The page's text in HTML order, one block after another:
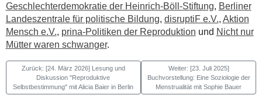
Geschlechterdemokratie der Heinrich-Böll-Stiftung, Berliner
Landeszentrale für politische Bildung, disruptiF e.V., Aktion
Mensch e.V., prina-Politiken der Reproduktion und Nicht nur
Mütter waren schwanger.
Zurück: [24. März 2026] Lesung und
Diskussion "Reproduktive
Selbstbestimmung" mit Alicia Baier in Berlin
Weiter: [23. Juli 2025]
Buchvorstellung: Eine Soziologie der
Menstrualität mit Sophie Bauer